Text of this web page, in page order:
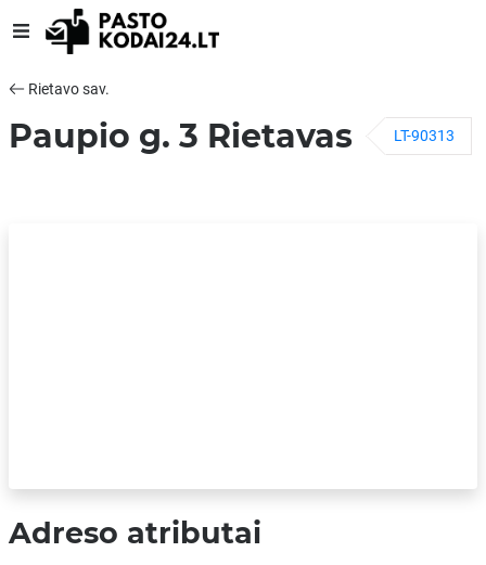
Rietavo sav.
Paupio g. 3 Rietavas LT-90313
Adreso atributai